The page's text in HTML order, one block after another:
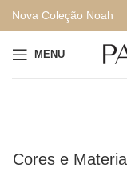
Nova Coleção Noah
MENU
Cores e